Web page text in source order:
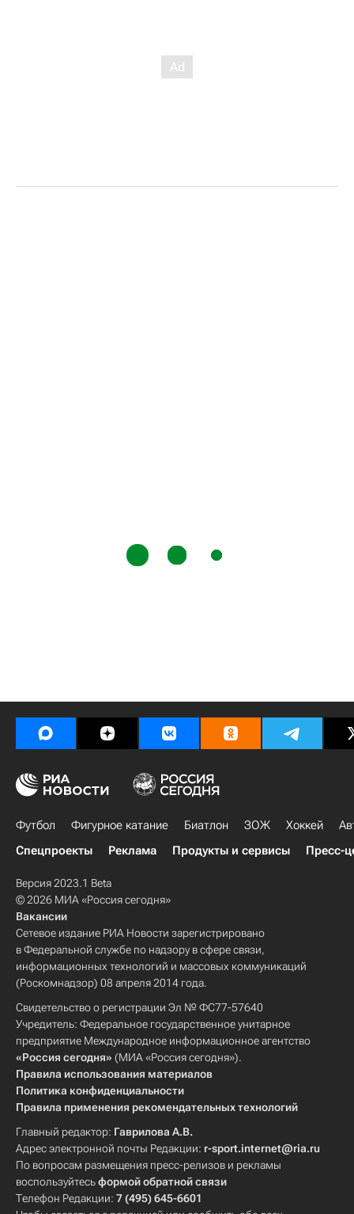
Футбол Фигурное катание Биатлон ЗОЖ Хоккей
Спецпроекты
Реклама Продукты и сервисы Пресс-
Версия 2023.1 Beta
© 2026 МИА «Россия сегодня»
Вакансии
Сетевое издание РИА Новости зарегистрировано
в Федеральной службе по надзору в сфере связи,
информационных технологий и массовых коммуникаций
(Роскомнадзор) 08 апреля 2014 года.
Свидетельство о регистрации Эл № ФС77-57640
Учредитель: Федеральное государственное унитарное
предприятие Международное информационное агентство
«Россия сегодня» (МИА «Россия сегодня»).
Правила использования материалов
Политика конфиденциальности
Правила применения рекомендательных технологий
Главный редактор: Гаврилова А.В.
Адрес электронной почты Редакции: r-sport.internet@ria.ru
По вопросам размещения пресс-релизов и рекламы
воспользуйтесьформой обратной связи
Телефон Редакции: 7 (495) 645-6601